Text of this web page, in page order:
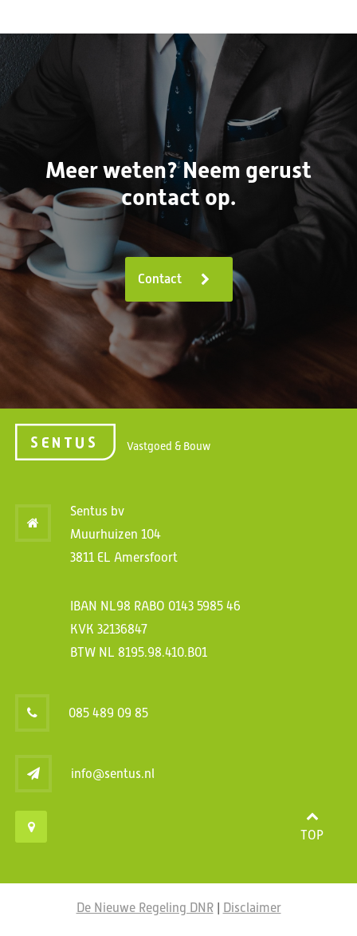
Meer weten? Neem gerust
contact op.
Contact
Vastgoed & Bouw
Sentus bv
Muurhuizen 104
3811 EL Amersfoort
IBAN NL98 RABO 0143 5985 46
KVK 32136847
BTW NL 8195.98.410.B01
085 489 09 85
info@sentus.nl
TOP
De Nieuwe Regeling DNR| Disclaimer